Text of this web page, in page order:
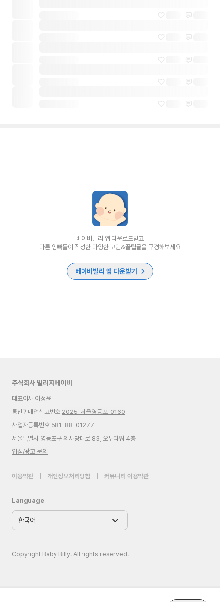
베이비빌리 앱 다운로드받고
다른 엄빠들이 작성한 다양한 고민&꿀팁글을 구경해보세요
베이비빌리 앱 다운받기
주식회사 빌리지베이비
대표이사 이정윤
통신판매업신고번호 2025-서울영등포-0160
사업자등록번호 581-88-01277
서울특별시 영등포구 의사당대로 83, 오투타워 4층
입점/광고 문의
이용약관 개인정보처리방침 커뮤니티 이용약관
Language
Copyright Baby Billy. All rights reserved.